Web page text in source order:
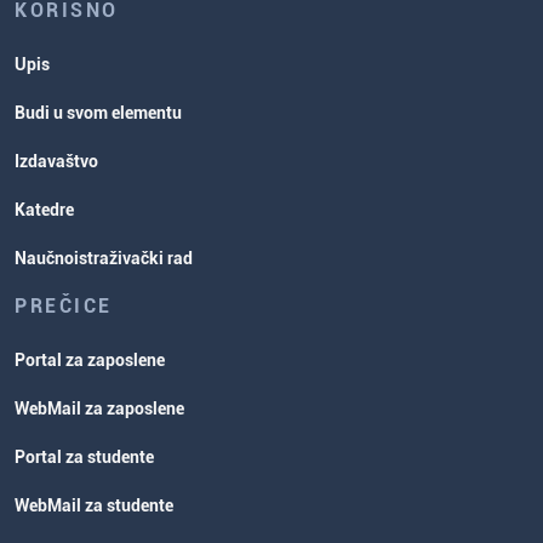
KORISNO
Upis
Budi u svom elementu
Izdavaštvo
Katedre
Naučnoistraživački rad
PREČICE
Portal za zaposlene
WebMail za zaposlene
Portal za studente
WebMail za studente